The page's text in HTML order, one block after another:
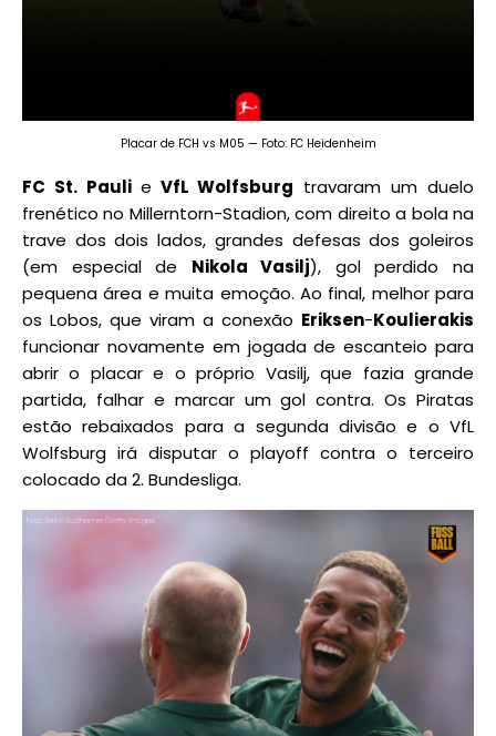
Placar de FCH vs M05 — Foto: FC Heidenheim
FC St. Pauli e VfL Wolfsburg travaram um duelo
frenético no Millerntorn-Stadion, com direito a bola na
trave dos dois lados, grandes defesas dos goleiros
(em especial de Nikola Vasilj), gol perdido na
pequena área e muita emoção. Ao final, melhor para
os Lobos, que viram a conexão Eriksen-Koulierakis
funcionar novamente em jogada de escanteio para
abrir o placar e o próprio Vasilj, que fazia grande
partida, falhar e marcar um gol contra. Os Piratas
estão rebaixados para a segunda divisão e o VfL
Wolfsburg irá disputar o playoff contra o terceiro
colocado da 2. Bundesliga.